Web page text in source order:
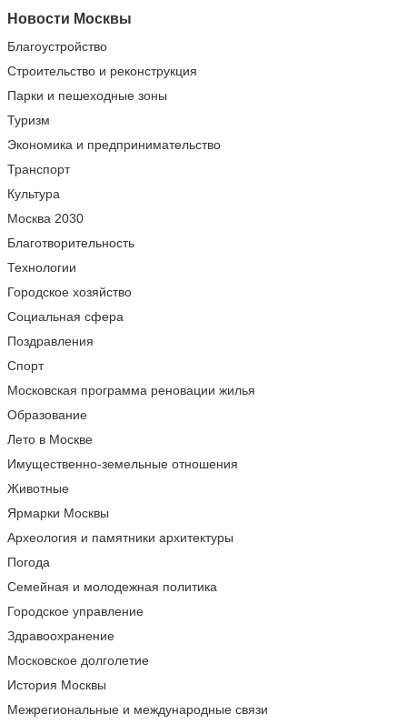
Новости Москвы
Благоустройство
Строительство и реконструкция
Парки и пешеходные зоны
Туризм
Экономика и предпринимательство
Транспорт
Культура
Москва 2030
Благотворительность
Технологии
Городское хозяйство
Социальная сфера
Поздравления
Спорт
Московская программа реновации жилья
Образование
Лето в Москве
Имущественно-земельные отношения
Животные
Ярмарки Москвы
Археология и памятники архитектуры
Погода
Семейная и молодежная политика
Городское управление
Здравоохранение
Московское долголетие
История Москвы
Межрегиональные и международные связи